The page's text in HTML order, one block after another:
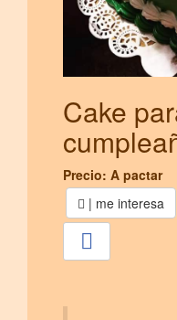
Cake
Precio: A pactar
| me interesa